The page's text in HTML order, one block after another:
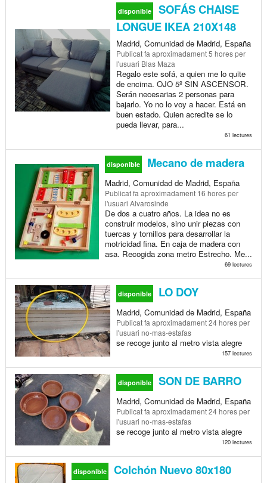
disponible
SOFÁS CHAISE
LONGUE IKEA 210X148
Madrid, Comunidad de Madrid, España
Publicatfa aproximadament 5 horesper
l'usuari Blas Maza
Regalo este sofá, a quien me lo quite
de encima. OJO 5º SIN ASCENSOR.
Serán necesarias 2 personas para
bajarlo. Yo no lo voy a hacer. Está en
buen estado. Quien acredite se lo
pueda llevar, para...
61 lectures
disponible Mecano de madera
Madrid, Comunidad de Madrid, España
Publicatfa aproximadament 16 horesper
l'usuari Alvarosinde
De dos a cuatro años. La idea no es
construir modelos, sino unir piezas con
tuercas y tornillos para desarrollar la
motricidad fina. En caja de madera con
asa. Recogida zona metro Estrecho. Me...
69 lectures
disponible LO DOY
Madrid, Comunidad de Madrid, España
Publicatfa aproximadament 24 horesper
l'usuari no-mas-estafas
se recoge junto al metro vista alegre
157 lectures
disponible SON DE BARRO
Madrid, Comunidad de Madrid, España
Publicatfa aproximadament 24 horesper
l'usuari no-mas-estafas
se recoge junto al metro vista alegre
120 lectures
disponible Colchón Nuevo 80x180